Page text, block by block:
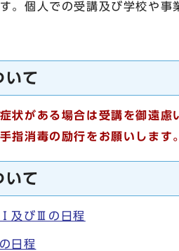
。個人での受講及び学校や事
いて
状がある場合は受講を御遠慮
消毒の励行をお願いします。
いて
及びⅢの日程
日程